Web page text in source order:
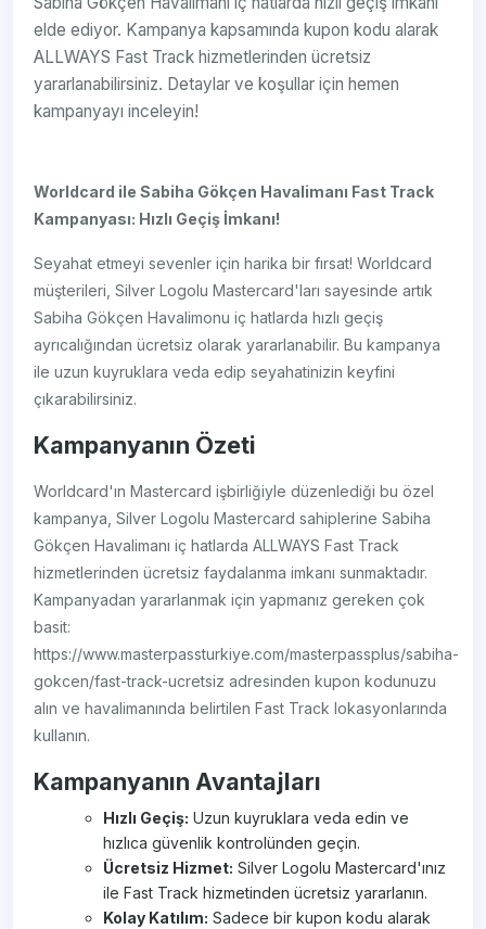
elde ediyor. Kampanya kapsamında kupon kodu alarak
ALLWAYS Fast Track hizmetlerinden ücretsiz
yararlanabilirsiniz. Detaylar ve koşullar için hemen
kampanyayı inceleyin!
Worldcard ile Sabiha Gökçen Havalimanı Fast Track
Kampanyası: Hızlı Geçiş İmkanı!
Seyahat etmeyi sevenler için harika bir fırsat! Worldcard
müşterileri, Silver Logolu Mastercard'ları sayesinde artık
Sabiha Gökçen Havalimonu iç hatlarda hızlı geçiş
ayrıcalığından ücretsiz olarak yararlanabilir. Bu kampanya
ile uzun kuyruklara veda edip seyahatinizin keyfini
çıkarabilirsiniz.
Kampanyanın Özeti
Worldcard'ın Mastercard işbirliğiyle düzenlediği bu özel
kampanya, Silver Logolu Mastercard sahiplerine Sabiha
Gökçen Havalimanı iç hatlarda ALLWAYS Fast Track
hizmetlerinden ücretsiz faydalanma imkanı sunmaktadır.
Kampanyadan yararlanmak için yapmanız gereken çok
basit:
https://www.masterpassturkiye.com/masterpassplus/sabiha-
gokcen/fast-track-ucretsiz adresinden kupon kodunuzu
alın ve havalimanında belirtilen Fast Track lokasyonlarında
kullanın.
Kampanyanın Avantajları
Hızlı Geçiş: Uzun kuyruklara veda edin ve
hızlıca güvenlik kontrolünden geçin.
Ücretsiz Hizmet: Silver Logolu Mastercard'ınız
ile Fast Track hizmetinden ücretsiz yararlanın.
Kolay Katılım: Sadece bir kupon kodu alarak